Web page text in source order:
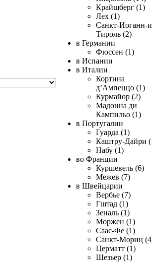
Крайшберг (1)
Лех (1)
Санкт-Иоганн-
Тироль (2)
в Германии
Фюссен (1)
в Испании
в Италии
Кортина
д’Ампеццо (1)
Курмайор (2)
Мадонна ди
Кампильо (1)
в Португалии
Гуарда (1)
Каштру-Дайри
Набу (1)
во Франции
Куршевель (6)
Межев (7)
в Швейцарии
Вербье (7)
Гштад (1)
Зеналь (1)
Моржен (1)
Саас-Фе (1)
Санкт-Мориц
Церматт (1)
Шезьер (1)